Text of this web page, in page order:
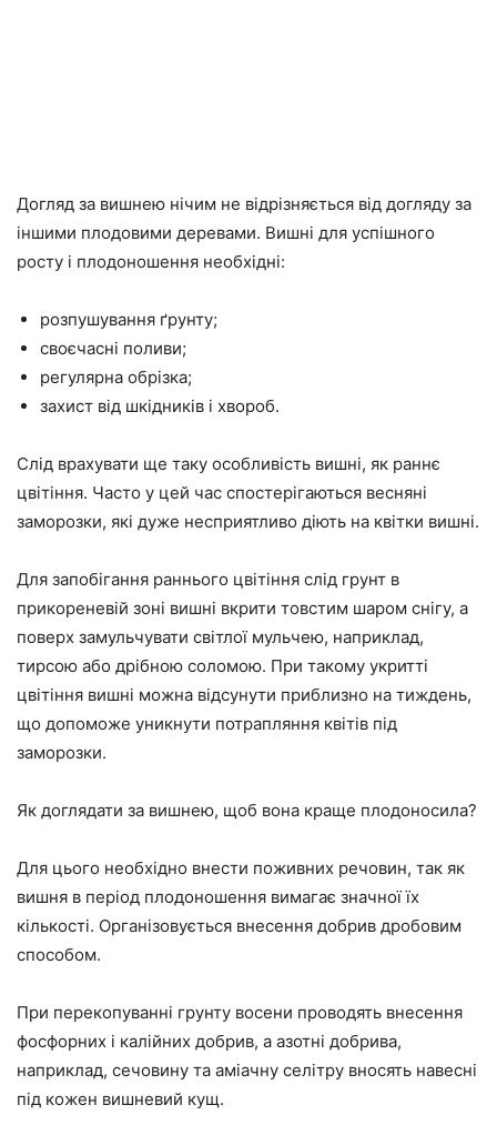
Догляд за вишнею нічим не відрізняється від догляду за
іншими плодовими деревами. Вишні для успішного
росту і плодоношення необхідні:
розпушування ґрунту;
своєчасні поливи;
регулярна обрізка;
захист від шкідників і хвороб.
Слід врахувати ще таку особливість вишні, як раннє
цвітіння. Часто у цей час спостерігаються весняні
заморозки, які дуже несприятливо діють на квітки вишні.
Для запобігання раннього цвітіння слід грунт в
прикореневій зоні вишні вкрити товстим шаром снігу, а
поверх замульчувати світлої мульчею, наприклад,
тирсою або дрібною соломою. При такому укритті
цвітіння вишні можна відсунути приблизно на тиждень,
що допоможе уникнути потрапляння квітів під
заморозки.
Як доглядати за вишнею, щоб вона краще плодоносила?
Для цього необхідно внести поживних речовин, так як
вишня в період плодоношення вимагає значної їх
кількості. Організовується внесення добрив дробовим
способом.
При перекопуванні грунту восени проводять внесення
фосфорних і калійних добрив, а азотні добрива,
наприклад, сечовину та аміачну селітру вносять навесні
під кожен вишневий кущ.